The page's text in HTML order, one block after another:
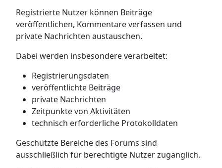
Registrierte Nutzer können Beiträge
veröffentlichen, Kommentare verfassen und
private Nachrichten austauschen.
Dabei werden insbesondere verarbeitet:
Registrierungsdaten
veröffentlichte Beiträge
private Nachrichten
Zeitpunkte von Aktivitäten
technisch erforderliche Protokolldaten
Geschützte Bereiche des Forums sind
ausschließlich für berechtigte Nutzer zugänglich.